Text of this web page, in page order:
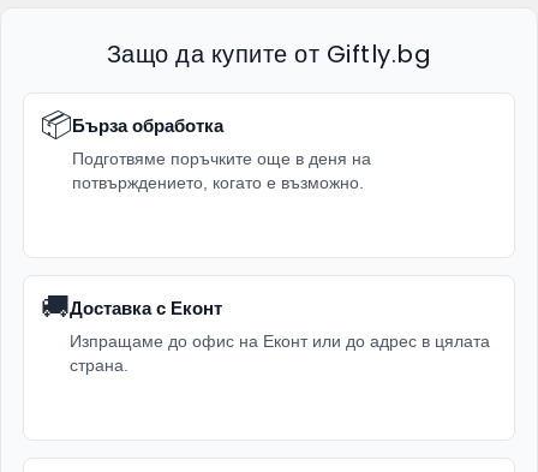
Защо да купите от Giftly.bg
📦Бърза обработка
Подготвяме поръчките още в деня на
потвърждението, когато е възможно.
🚚Доставка с Еконт
Изпращаме до офис на Еконт или до адрес в цялата
страна.